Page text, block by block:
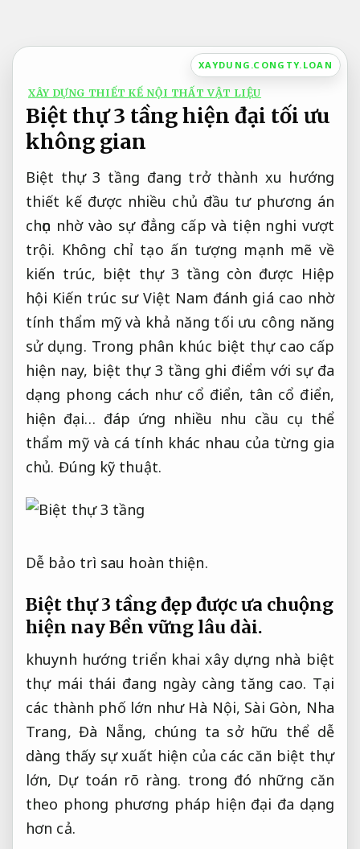
nội
dung
XAYDUNG.CONGTY.LOAN
XÂY DỰNG THIẾT KẾ NỘI THẤT VẬT LIỆU
Biệt thự 3 tầng hiện đại tối ưu
không gian
Biệt thự 3 tầng đang trở thành xu hướng
thiết kế được nhiều chủ đầu tư phương án
chọn nhờ vào sự đẳng cấp và tiện nghi vượt
trội. Không chỉ tạo ấn tượng mạnh mẽ về
kiến trúc, biệt thự 3 tầng còn được Hiệp
hội Kiến trúc sư Việt Nam đánh giá cao nhờ
tính thẩm mỹ và khả năng tối ưu công năng
sử dụng. Trong phân khúc biệt thự cao cấp
hiện nay, biệt thự 3 tầng ghi điểm với sự đa
dạng phong cách như cổ điển, tân cổ điển,
hiện đại… đáp ứng nhiều nhu cầu cụ thể
thẩm mỹ và cá tính khác nhau của từng gia
chủ. Đúng kỹ thuật.
Dễ bảo trì sau hoàn thiện.
Biệt thự 3 tầng đẹp được ưa chuộng
hiện nayBền vững lâu dài.
khuynh hướng triển khai xây dựng nhà biệt
thự mái thái đang ngày càng tăng cao. Tại
các thành phố lớn như Hà Nội, Sài Gòn, Nha
Trang, Đà Nẵng, chúng ta sở hữu thể dễ
dàng thấy sự xuất hiện của các căn biệt thự
lớn, Dự toán rõ ràng. trong đó những căn
theo phong phương pháp hiện đại đa dạng
hơn cả.